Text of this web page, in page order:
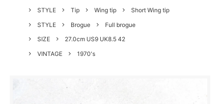
STYLE
Tip Wing tip
Short Wing tip
STYLE
Brogue
Full brogue
SIZE
27.0cm US9 UK8.5 42
VINTAGE
1970's